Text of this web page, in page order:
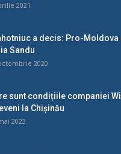
2021
a decis: Pro-Moldova
Sandu
2020
sunt condițiile companiei
la Chișinău
2023